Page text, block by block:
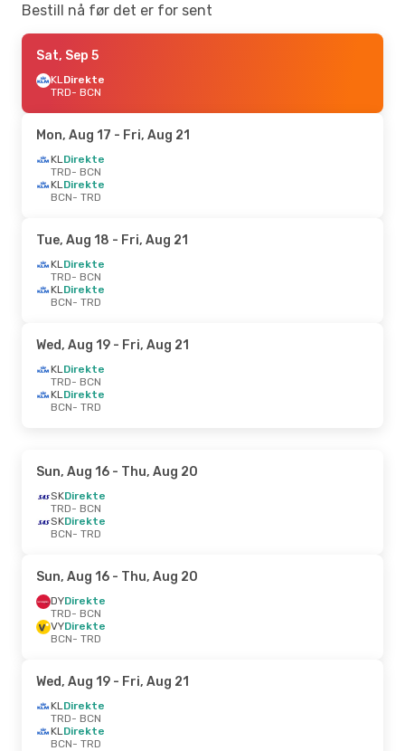
Bestill nå før det er for sent
Sat, Sep 5
KLDirekte
TRD- BCN
Mon, Aug 17 - Fri, Aug 21
KLDirekte
TRD- BCN
KLDirekte
BCN- TRD
Tue, Aug 18 - Fri, Aug 21
KLDirekte
TRD- BCN
KLDirekte
BCN- TRD
Wed, Aug 19 - Fri, Aug 21
KLDirekte
TRD- BCN
KLDirekte
BCN- TRD
Sun, Aug 16 - Thu, Aug 20
SKDirekte
TRD- BCN
SKDirekte
BCN- TRD
Sun, Aug 16 - Thu, Aug 20
DYDirekte
TRD- BCN
VYDirekte
BCN- TRD
Wed, Aug 19 - Fri, Aug 21
KLDirekte
TRD- BCN
KLDirekte
BCN- TRD